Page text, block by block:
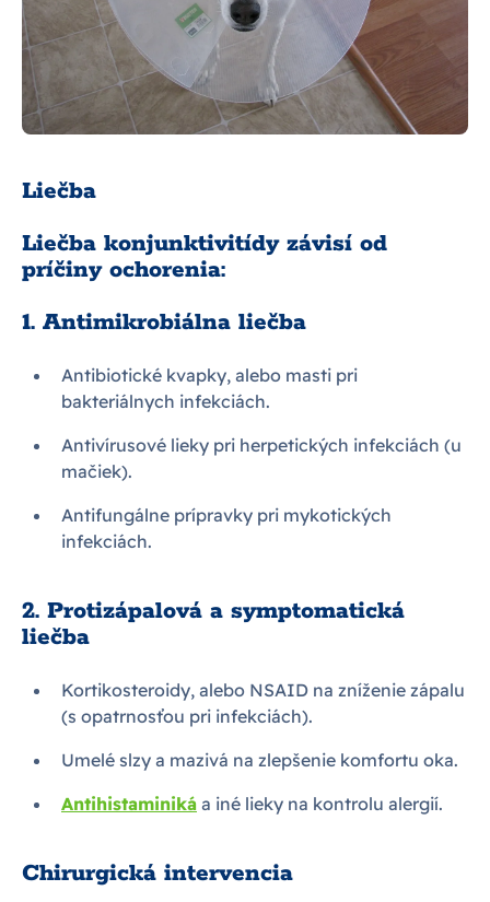
Liečba
Liečba konjunktivitídy závisí od
príčiny ochorenia:
1. Antimikrobiálna liečba
Antibiotické kvapky, alebo masti pri
bakteriálnych infekciách.
Antivírusové lieky pri herpetických infekciách (u
mačiek).
Antifungálne prípravky pri mykotických
infekciách.
2. Protizápalová a symptomatická
liečba
Kortikosteroidy, alebo NSAID na zníženie zápalu
(s opatrnosťou pri infekciách).
Umelé slzy a mazivá na zlepšenie komfortu oka.
Antihistaminiká a iné lieky na kontrolu alergií.
Chirurgická intervencia